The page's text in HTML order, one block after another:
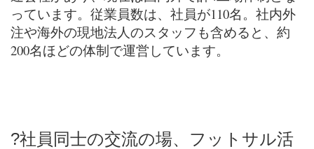
っています。従業員数は、社員が110名。社内外
注や海外の現地法人のスタッフも含めると、約
200名ほどの体制で運営しています。
?社員同士の交流の場、フットサル活